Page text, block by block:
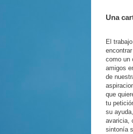
Una
El
como un
amigos
de
que
tu
su
avaricia,
sintonía